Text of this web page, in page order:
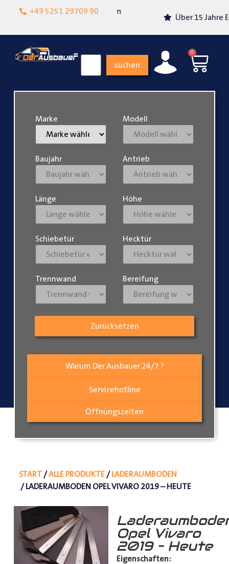
+49 5251 29709 90
Lokalgeschäft in
Über 15 Jahre Erfahrung
suchen
0
Warum Der Ausbauer 24/7 ?
Servicehotline
Öffnungszeiten
Marke Modell
Baujahr Antrieb
Länge Höhe
Schiebetür Hecktür
Trennwand Bereifung
Zurücksetzen
START/ALLE PRODUKTE/LADERAUMBODEN
/ LADERAUMBODEN OPEL VIVARO 2019 – HEUTE
Opel Vivaro
2019 – Heute
Eigenschaften: